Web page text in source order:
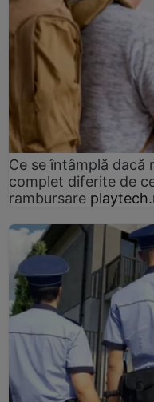
Ce se întâmplă dacă
complet diferite de
rambursare